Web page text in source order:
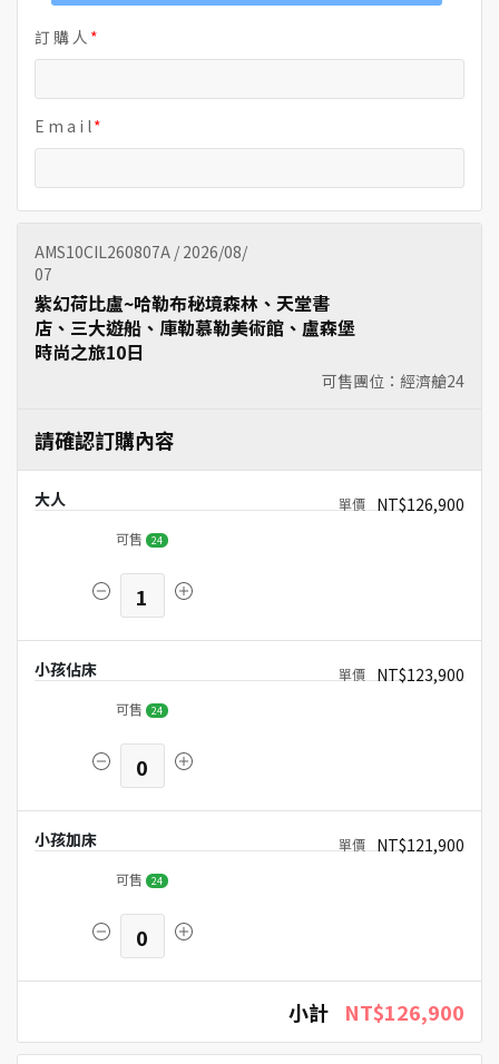
訂 購 人
E m a i l
AMS10CIL260807A / 2026/08/
07
可售團位：經濟艙24
紫幻荷比盧~哈勒布秘境森林、天堂書
店、三大遊船、庫勒慕勒美術館、盧森堡
時尚之旅10日
請確認訂購內容
大人 NT$126,900
可售 24
1
小孩佔床 NT$123,900
可售 24
0
小孩加床 NT$121,900
可售 24
0
小計 NT$126,900